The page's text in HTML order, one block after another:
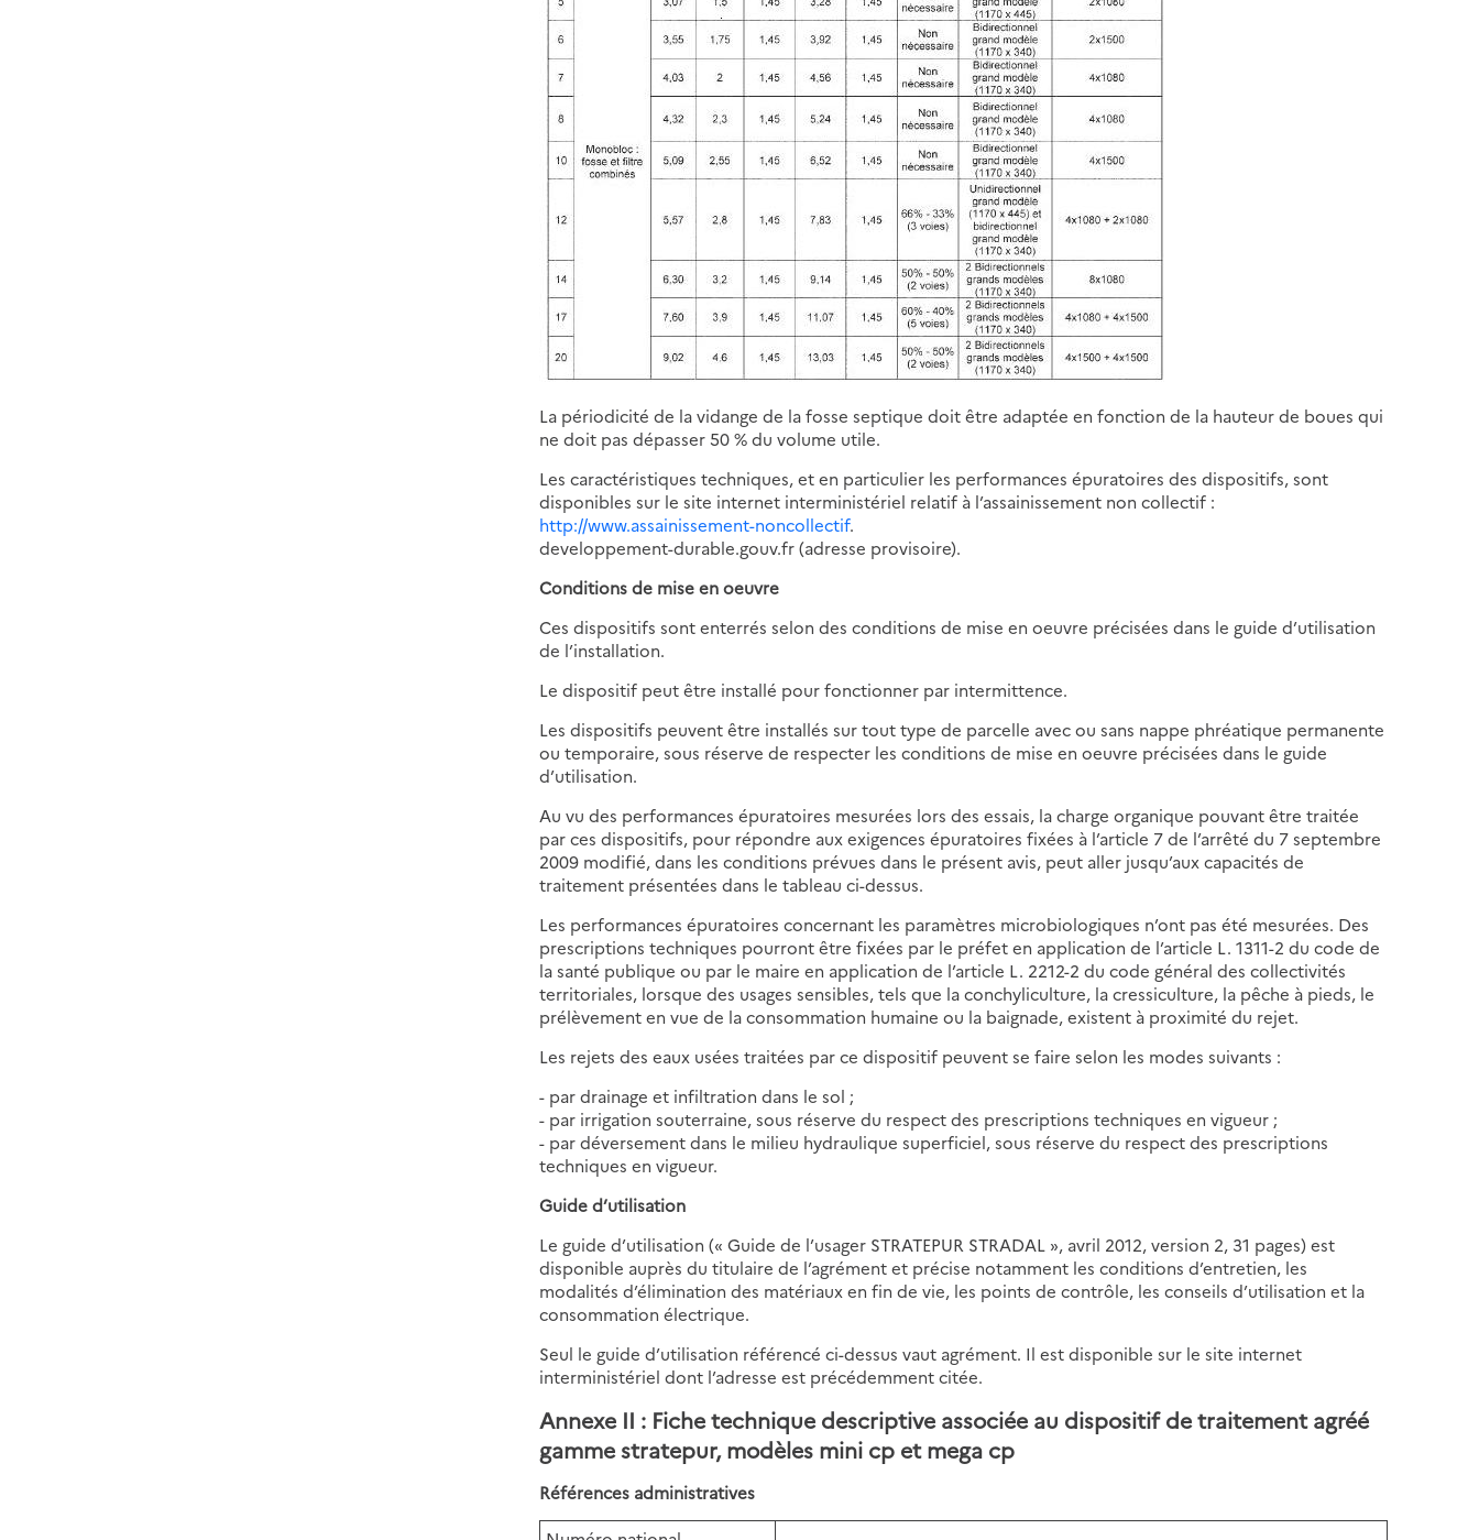
La périodicité de la vidange de la fosse septique doit être adaptée en fonction de la hauteur de boues qui
ne doit pas dépasser 50 % du volume utile.
Les caractéristiques techniques, et en particulier les performances épuratoires des dispositifs, sont
disponibles sur le site internet interministériel relatif à l’assainissement non collectif :
http://www.assainissement-noncollectif.
developpement-durable.gouv.fr (adresse provisoire).
Conditions de mise en oeuvre
Ces dispositifs sont enterrés selon des conditions de mise en oeuvre précisées dans le guide d’utilisation
de l’installation.
Le dispositif peut être installé pour fonctionner par intermittence.
Les dispositifs peuvent être installés sur tout type de parcelle avec ou sans nappe phréatique permanente
ou temporaire, sous réserve de respecter les conditions de mise en oeuvre précisées dans le guide
d’utilisation.
Au vu des performances épuratoires mesurées lors des essais, la charge organique pouvant être traitée
par ces dispositifs, pour répondre aux exigences épuratoires fixées à l’article 7 de l’arrêté du 7 septembre
2009 modifié, dans les conditions prévues dans le présent avis, peut aller jusqu’aux capacités de
traitement présentées dans le tableau ci-dessus.
Les performances épuratoires concernant les paramètres microbiologiques n’ont pas été mesurées. Des
prescriptions techniques pourront être fixées par le préfet en application de l’article L. 1311-2 du code de
la santé publique ou par le maire en application de l’article L. 2212-2 du code général des collectivités
territoriales, lorsque des usages sensibles, tels que la conchyliculture, la cressiculture, la pêche à pieds, le
prélèvement en vue de la consommation humaine ou la baignade, existent à proximité du rejet.
Les rejets des eaux usées traitées par ce dispositif peuvent se faire selon les modes suivants :
- par drainage et infiltration dans le sol ;
- par irrigation souterraine, sous réserve du respect des prescriptions techniques en vigueur ;
- par déversement dans le milieu hydraulique superficiel, sous réserve du respect des prescriptions
techniques en vigueur.
Guide d’utilisation
Le guide d’utilisation (« Guide de l’usager STRATEPUR STRADAL », avril 2012, version 2, 31 pages) est
disponible auprès du titulaire de l’agrément et précise notamment les conditions d’entretien, les
modalités d’élimination des matériaux en fin de vie, les points de contrôle, les conseils d’utilisation et la
consommation électrique.
Seul le guide d’utilisation référencé ci-dessus vaut agrément. Il est disponible sur le site internet
interministériel dont l’adresse est précédemment citée.
Annexe II : Fiche technique descriptive associée au dispositif de traitement agréé
gamme stratepur, modèles mini cp et mega cp
Références administratives